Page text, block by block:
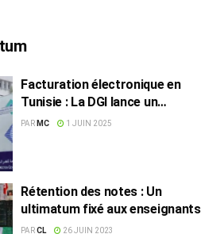
Facturation électronique en
Tunisie : La DGI lance un
ultimatum aux entreprises avant
PAR MC 1 JUIN 2025
Rétention des notes : Un
ultimatum fixé aux enseignants
PARCL 26 JUIN 2023